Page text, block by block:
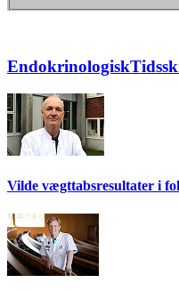
Vilde vægttabsresultater i